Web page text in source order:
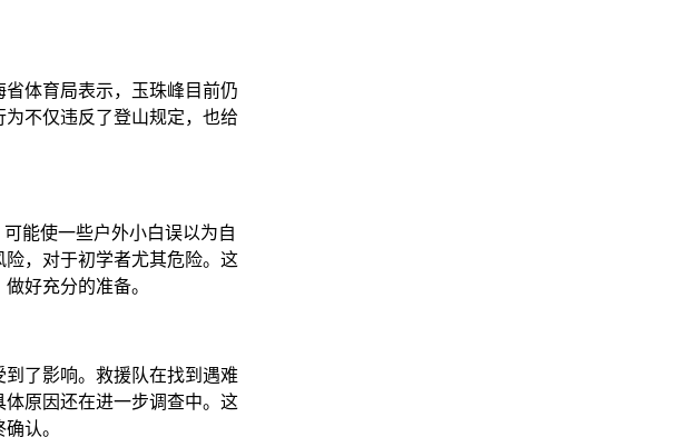
体育局表示，玉珠峰目前仍
不仅违反了登山规定，也给
能使一些户外小白误以为自
，对于初学者尤其危险。这
好充分的准备。
了影响。救援队在找到遇难
原因还在进一步调查中。这
认。